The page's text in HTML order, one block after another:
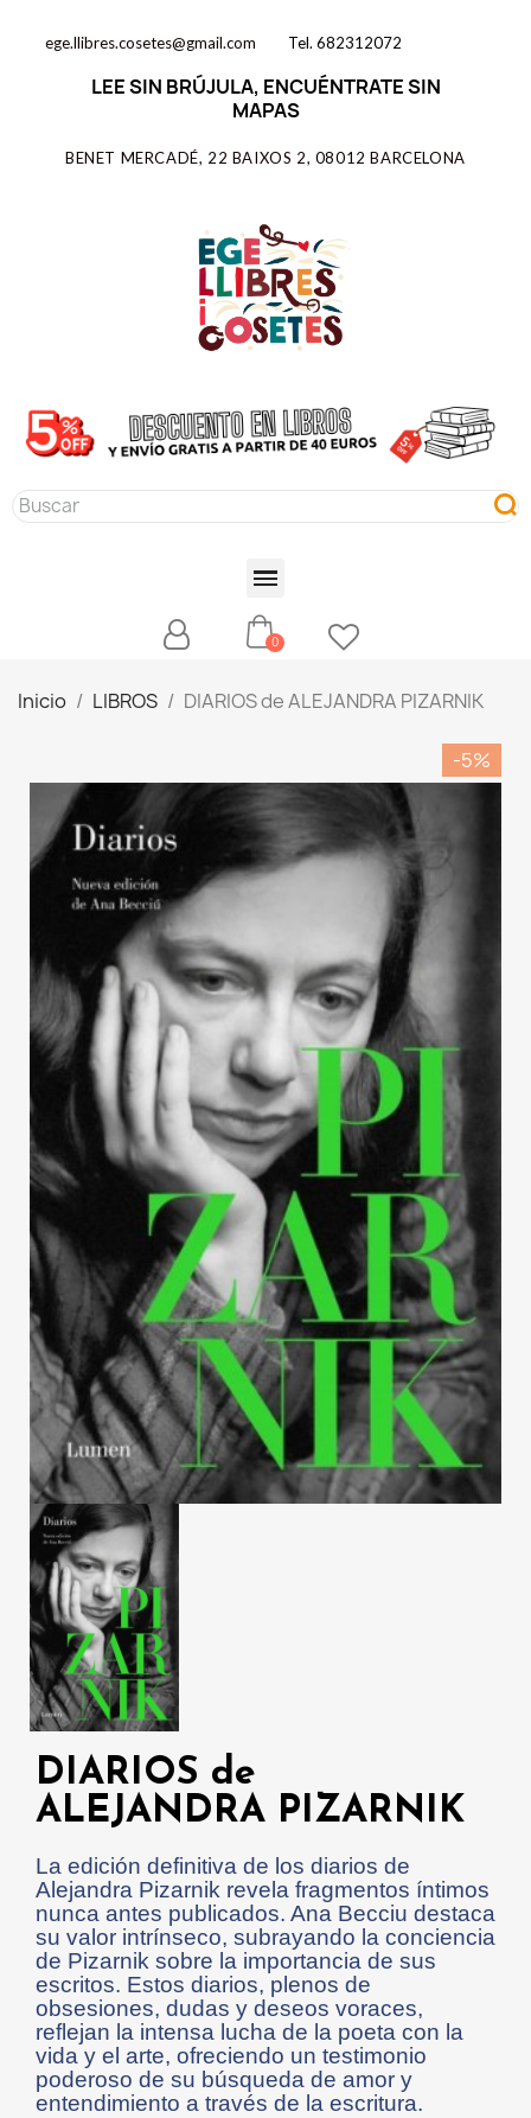
ege.llibres.cosetes@gmail.com Tel. 682312072
LEE SIN BRÚJULA, ENCUÉNTRATE SIN
MAPAS
BENET MERCADÉ, 22 BAIXOS 2, 08012 BARCELONA
Inicio LIBROS DIARIOS de ALEJANDRA PIZARNIK
-5%
DIARIOS de
ALEJANDRA PIZARNIK
La edición definitiva de los diarios de
Alejandra Pizarnik revela fragmentos íntimos
nunca antes publicados. Ana Becciu destaca
su valor intrínseco, subrayando la conciencia
de Pizarnik sobre la importancia de sus
escritos. Estos diarios, plenos de
obsesiones, dudas y deseos voraces,
reflejan la intensa lucha de la poeta con la
vida y el arte, ofreciendo un testimonio
poderoso de su búsqueda de amor y
entendimiento a través de la escritura.